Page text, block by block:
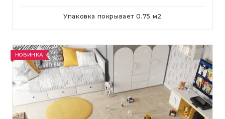
Упаковка покрывает 0.75 м2
НОВИНКА